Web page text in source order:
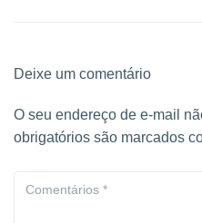
Deixe um comentário
O seu endereço de e-mail
obrigatórios são marcados